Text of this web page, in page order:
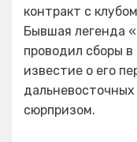
контракт с
Бывшая легенда
проводил сборы
известие о его
сюрпризом.